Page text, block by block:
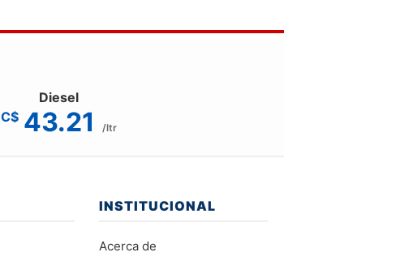
Diesel
C$ 43.21 /ltr
INSTITUCIONAL
Acerca de